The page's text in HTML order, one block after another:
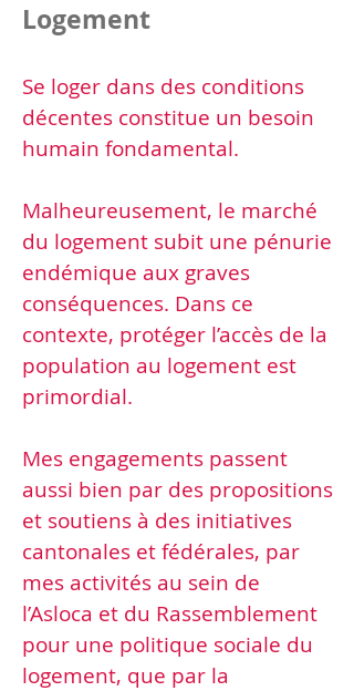
Logement
Se loger dans des conditions
décentes constitue un besoin
humain fondamental.
Malheureusement, le marché
du logement subit une pénurie
endémique aux graves
conséquences. Dans ce
contexte, protéger l’accès de la
population au logement est
primordial.
Mes engagements passent
aussi bien par des propositions
et soutiens à des initiatives
cantonales et fédérales, par
mes activités au sein de
l’Asloca et du Rassemblement
pour une politique sociale du
logement, que par la